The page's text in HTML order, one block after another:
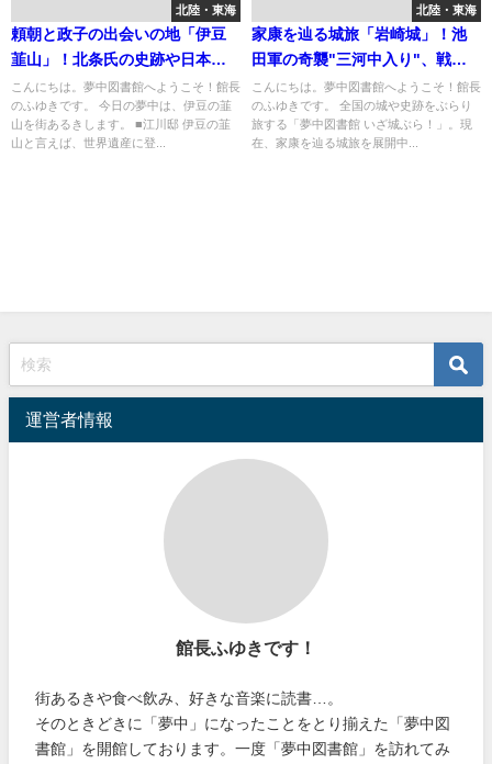
北陸・東海
頼朝と政子の出会いの地「伊豆
韮山」！北条氏の史跡や日本最
初のパンも
こんにちは。夢中図書館へようこそ！館長
のふゆきです。 今日の夢中は、伊豆の韮
山を街あるきします。 ■江川邸 伊豆の韮
山と言えば、世界遺産に登...
北陸・東海
家康を辿る城旅「岩崎城」！池
田軍の奇襲"三河中入り"、戦い
の帰趨を握った岩崎城の動きと
は？
こんにちは。夢中図書館へようこそ！館長
のふゆきです。 全国の城や史跡をぶらり
旅する「夢中図書館 いざ城ぶら！」。現
在、家康を辿る城旅を展開中...
運営者情報
館長ふゆきです！
街あるきや食べ飲み、好きな音楽に読書…。
そのときどきに「夢中」になったことをとり揃えた「夢中図
書館」を開館しております。一度「夢中図書館」を訪れてみ